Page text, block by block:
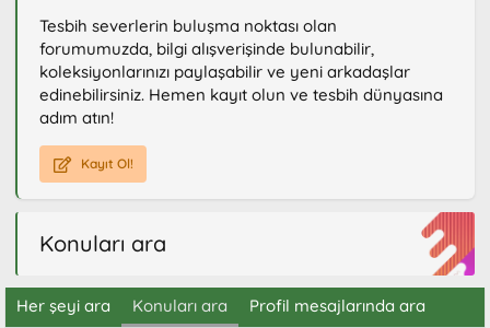
Tesbih severlerin buluşma noktası olan
forumumuzda, bilgi alışverişinde bulunabilir,
koleksiyonlarınızı paylaşabilir ve yeni arkadaşlar
edinebilirsiniz. Hemen kayıt olun ve tesbih dünyasına
adım atın!
Kayıt Ol!
Konuları ara
Her şeyi ara Konuları ara Profil mesajlarında ara